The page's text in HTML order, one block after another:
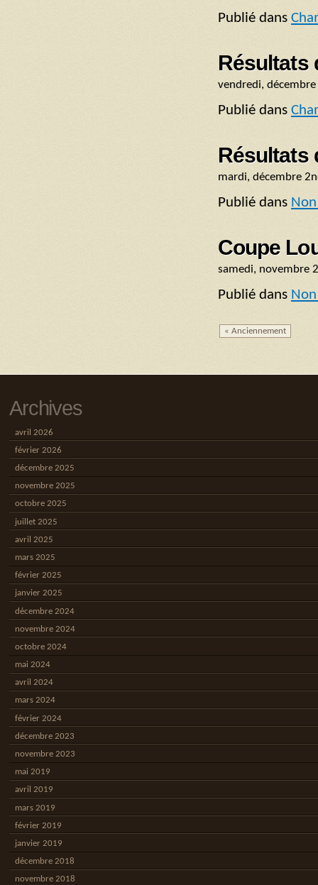
Publié dans
Résultats
vendredi,
Publié dans
Résultats
mardi, décembre
Publié dans
Coupe
samedi, novembre
Publié dans
« Anciennement
Archives
avril 2026
février 2026
décembre 2025
novembre 2025
octobre 2025
juillet 2025
avril 2025
mars 2025
février 2025
janvier 2025
décembre 2024
novembre 2024
octobre 2024
mai 2024
avril 2024
mars 2024
février 2024
décembre 2023
novembre 2023
mai 2019
avril 2019
mars 2019
février 2019
janvier 2019
décembre 2018
novembre 2018